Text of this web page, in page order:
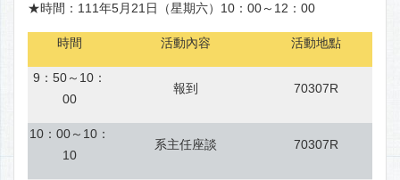
★時間：111年5月21日（星期六）10：00～12：00
時間 活動內容 活動地點
9：50～10：
00
報到 70307R
10：00～10：
10
系主任座談 70307R